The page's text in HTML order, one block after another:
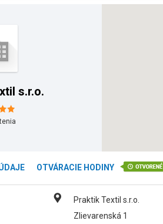
s.r.o.
OTVÁRACIE HODINY
Praktik Textil s.r.o.
Zlievarenská 1